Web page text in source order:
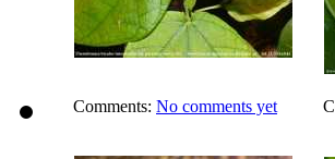
Comments: No comments yet